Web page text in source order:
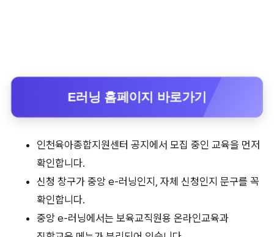
E러닝 홈페이지 바로가기
인천육아종합지원센터 공지에서 모집 중인 교육을 먼저
확인합니다.
신청 창구가 중앙 e-러닝인지, 자체 신청인지 문구를 꼭
확인합니다.
중앙 e-러닝에서는 보육교직원용 온라인교육과